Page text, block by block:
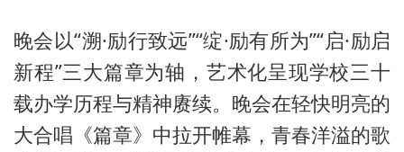
晚会以“溯·励行致远”“绽·励有所为”“启·励启
新程”三大篇章为轴，艺术化呈现学校三十
载办学历程与精神赓续。晚会在轻快明亮的
大合唱《篇章》中拉开帷幕，青春洋溢的歌